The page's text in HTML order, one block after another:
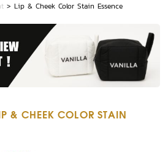
>Lip & Cheek Color Stain Essence
& CHEEK COLOR STAIN